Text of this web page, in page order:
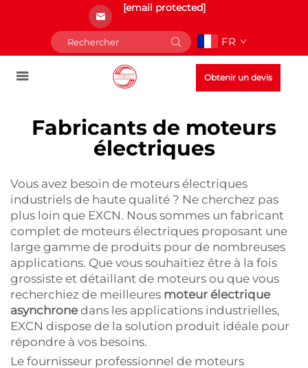
[email protected]
FR
Obtenir un devis
Fabricants de moteurs
électriques
Vous avez besoin de moteurs électriques
industriels de haute qualité ? Ne cherchez pas
plus loin que EXCN. Nous sommes un fabricant
complet de moteurs électriques proposant une
large gamme de produits pour de nombreuses
applications. Que vous souhaitiez être à la fois
grossiste et détaillant de moteurs ou que vous
recherchiez de meilleures moteur électrique
asynchrone dans les applications industrielles,
EXCN dispose de la solution produit idéale pour
répondre à vos besoins.
Le fournisseur professionnel de moteurs